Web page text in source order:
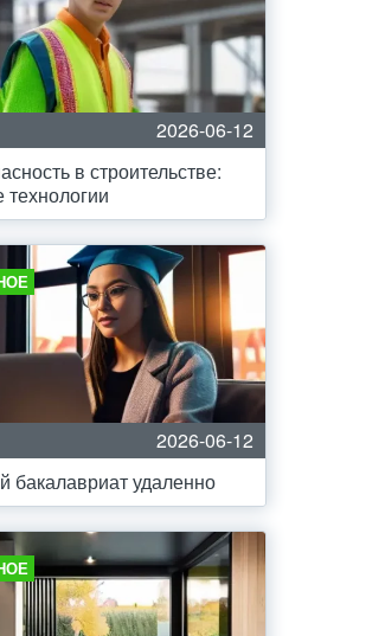
2026-06-12
в строительстве:
2026-06-12
бакалавриат удаленно